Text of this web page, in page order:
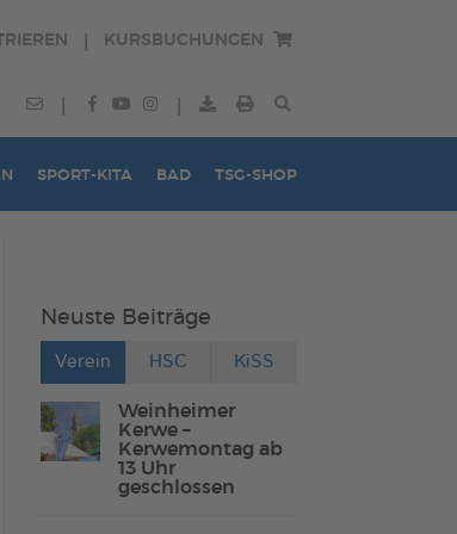
KURSBUCHUNGEN
SPORT-KITA BAD TSG-SHOP
Neuste Beiträge
Verein HSC KiSS
Weinheimer
Kerwe –
Kerwemontag ab
13 Uhr
geschlossen